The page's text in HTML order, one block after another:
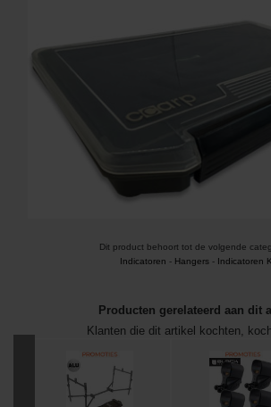
Dit product behoort tot de volgende
Indicatoren - Hangers- Indicatoren
Producten gerelateerd aan dit
Klanten die dit artikel kochten,